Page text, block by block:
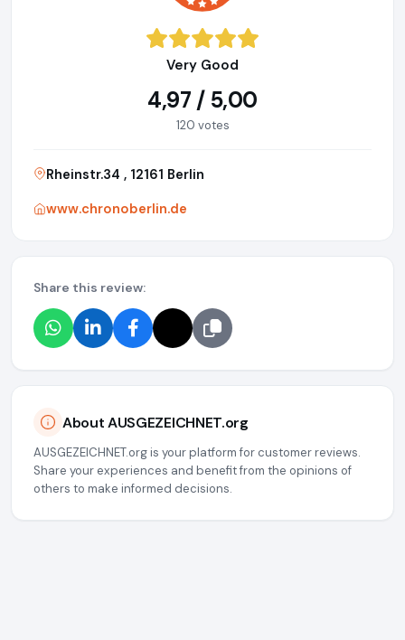
Very Good
4,97 / 5,00
120 votes
Rheinstr.34 , 12161 Berlin
www.chronoberlin.de
Share this review:
About AUSGEZEICHNET.org
AUSGEZEICHNET.org is your platform for customer reviews.
Share your experiences and benefit from the opinions of
others to make informed decisions.